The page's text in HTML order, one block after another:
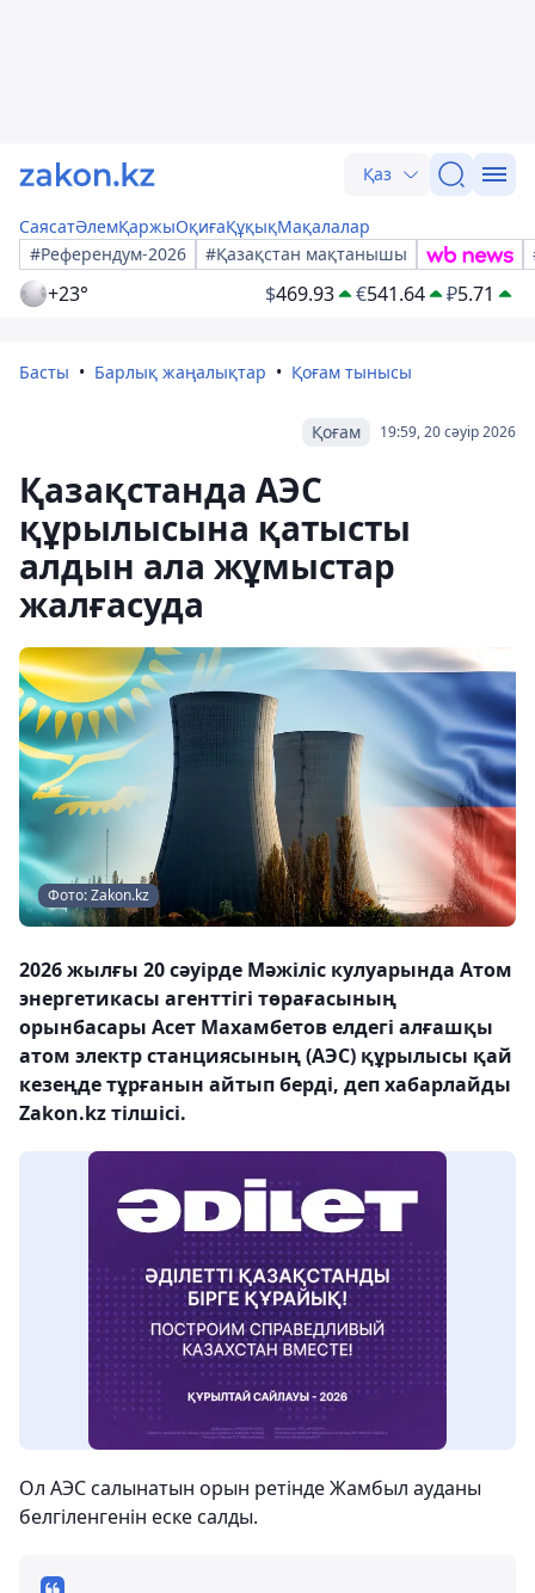
Қаз
СаясатӘлемҚаржыОқиғаҚұқықМақалалар
#Референдум-2026
#Қазақстан мақтанышы
+23° $469.93 €541.64 ₽5.71
Басты Барлық жаңалықтар Қоғам тынысы
19:59, 20 сәуір 2026
Қоғам
Қазақстанда АЭС
құрылысына қатысты
алдын ала жұмыстар
жалғасуда
Фото: Zakon.kz
2026 жылғы 20 сәуірде Мәжіліс кулуарында Атом
энергетикасы агенттігі төрағасының
орынбасары Асет Махамбетов елдегі алғашқы
атом электр станциясының (АЭС) құрылысы қай
кезеңде тұрғанын айтып берді, деп хабарлайды
Zakon.kz тілшісі.
Ол АЭС салынатын орын ретінде Жамбыл ауданы
белгіленгенін еске салды.